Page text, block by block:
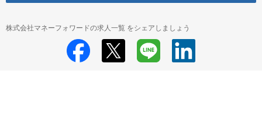
株式会社マネーフォワードの求人一覧 をシェアしましょう